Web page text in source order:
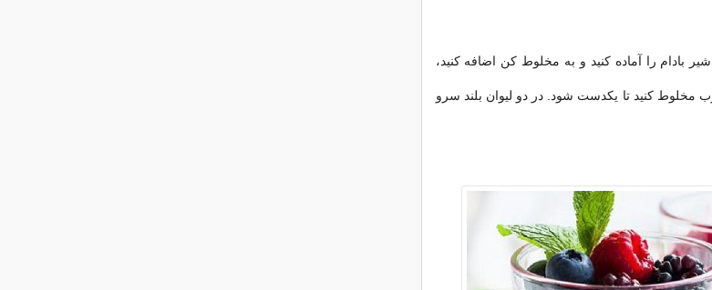
بادام را آماده کنید و به مخلوط کن اضافه کنید،
مخلوط کنید تا یکدست شود. در دو لیوان بلند سرو